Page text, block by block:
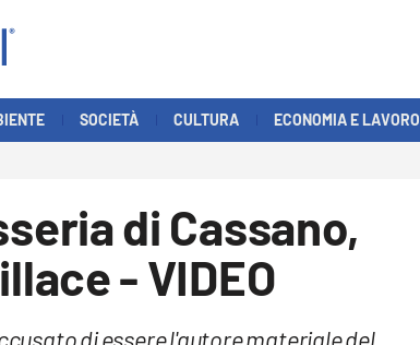
SOCIETÀ CULTURA ECONOMIA E LAVORO
di Cassano,
- VIDEO
di essere l'autore materiale del